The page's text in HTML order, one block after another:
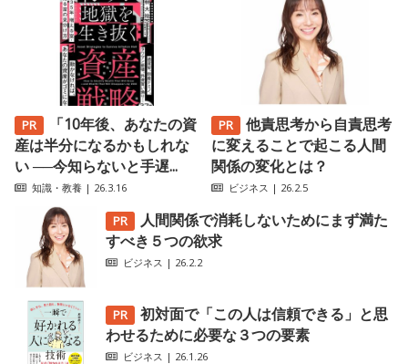
「10年後、あなたの資
産は半分になるかもしれな
い ──今知らないと手遅...
知識・教養 | 26.3.16
他責思考から自責思考
に変えることで起こる人間
関係の変化とは？
ビジネス | 26.2.5
人間関係で消耗しないためにまず満た
すべき５つの欲求
ビジネス | 26.2.2
初対面で「この人は信頼できる」と思
わせるために必要な３つの要素
ビジネス | 26.1.26